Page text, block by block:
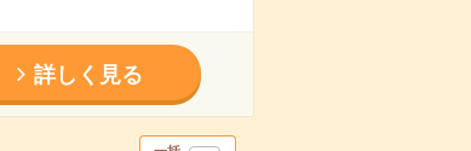
詳しく見る